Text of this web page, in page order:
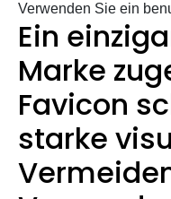
Verwenden Sie ein
Ein
Marke
Favicon
starke